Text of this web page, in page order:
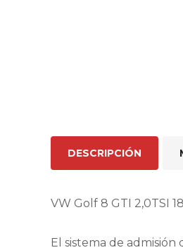
DESCRIPCIÓN
VW Golf 8 GTI 2,0TSI
El sistema de